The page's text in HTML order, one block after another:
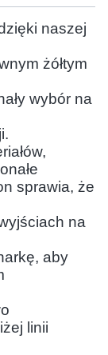
naszej
żółtym
wybór na
sprawia, że
na
aby
linii